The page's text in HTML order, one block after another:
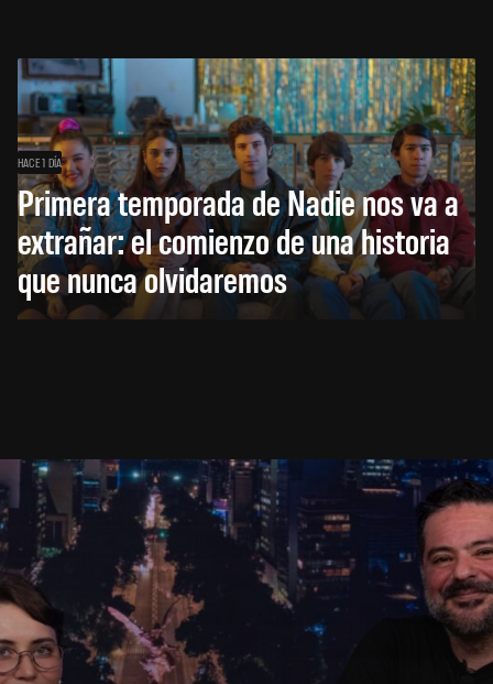
HACE 1 DÍA
Primera temporada de Nadie nos va a
extrañar: el comienzo de una historia
que nunca olvidaremos